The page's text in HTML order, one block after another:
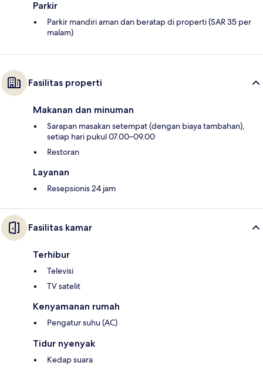
Parkir
Parkir mandiri aman dan beratap di properti (SAR 35 per
malam)
Fasilitas properti
Makanan dan minuman
Sarapan masakan setempat (dengan biaya tambahan),
setiap hari pukul 07.00–09.00
Restoran
Layanan
Resepsionis 24 jam
Fasilitas kamar
Terhibur
Televisi
TV satelit
Kenyamanan rumah
Pengatur suhu (AC)
Tidur nyenyak
Kedap suara